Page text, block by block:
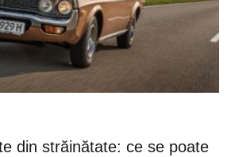
din străinătate: ce se poate